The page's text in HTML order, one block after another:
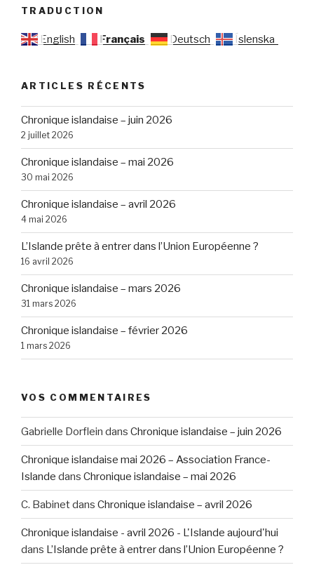
TRADUCTION
English Français Deutsch Íslenska
ARTICLES RÉCENTS
Chronique islandaise – juin 2026
2 juillet 2026
Chronique islandaise – mai 2026
30 mai 2026
Chronique islandaise – avril 2026
4 mai 2026
L’Islande prête à entrer dans l’Union Européenne ?
16 avril 2026
Chronique islandaise – mars 2026
31 mars 2026
Chronique islandaise – février 2026
1 mars 2026
VOS COMMENTAIRES
Gabrielle Dorflein dans Chronique islandaise – juin 2026
Chronique islandaise mai 2026 – Association France-
Islande dans Chronique islandaise – mai 2026
C. Babinetdans Chronique islandaise – avril 2026
Chronique islandaise - avril 2026 - L'Islande aujourd'hui
dans L’Islande prête à entrer dans l’Union Européenne ?